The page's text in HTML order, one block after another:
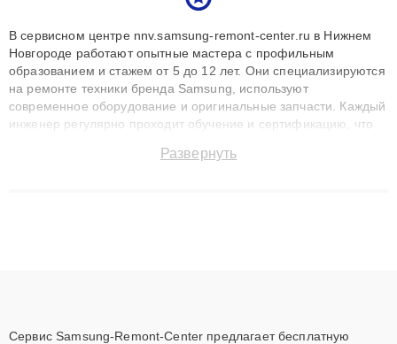
В сервисном центре nnv.samsung-remont-center.ru в Нижнем
Новгороде работают опытные мастера с профильным
образованием и стажем от 5 до 12 лет. Они специализируются
на ремонте техники бренда Samsung, используют
современное оборудование и оригинальные запчасти. Каждый
инженер регулярно проходит обучение и сертификацию, что
восстанавливать технику с сохранением гарантии до 3 лет.
Развернуть
Сервис Samsung-Remont-Center предлагает бесплатную